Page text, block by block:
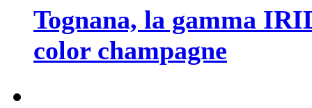
Tognana, la gamma
color champagne